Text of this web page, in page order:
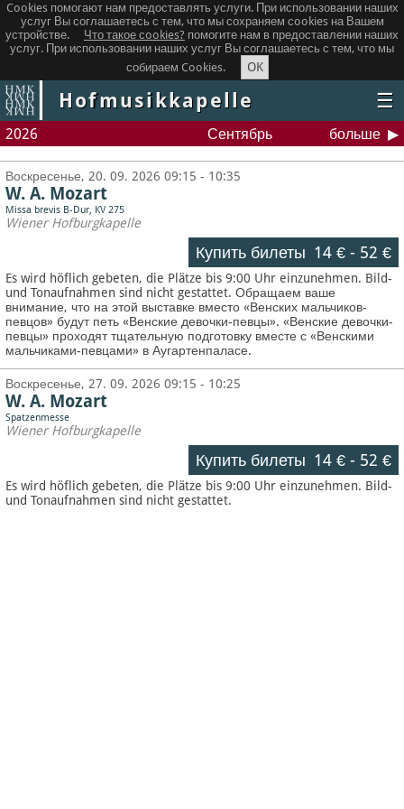
Cookies помогают нам предоставлять услуги. При использовании наших
услуг Вы соглашаетесь с тем, что мы сохраняем сookies на Вашем
устройстве.
Что такое сookies? помогите нам в предоставлении наших
услуг. При использовании наших услуг Вы соглашаетесь с тем, что мы
собираем Cookies.
OK
Hofmusikkapelle ☰
2026 Сентябрь больше
Воскресенье, 20. 09. 2026 09:15 - 10:35
W. A. Mozart
Missa brevis B-Dur, KV 275
Wiener Hofburgkapelle
Купить билеты 14 €- 52 €
Es wird höflich gebeten, die Plätze bis 9:00 Uhr einzunehmen. Bild-
und Tonaufnahmen sind nicht gestattet.Обращаем ваше
внимание, что на этой выставке вместо «Венских мальчиков-
певцов» будут петь «Венские девочки-певцы». «Венские девочки-
певцы» проходят тщательную подготовку вместе с «Венскими
мальчиками-певцами» в Аугартенпаласе.
Воскресенье, 27. 09. 2026 09:15 - 10:25
W. A. Mozart
Spatzenmesse
Wiener Hofburgkapelle
Купить билеты 14 €- 52 €
Es wird höflich gebeten, die Plätze bis 9:00 Uhr einzunehmen. Bild-
und Tonaufnahmen sind nicht gestattet.